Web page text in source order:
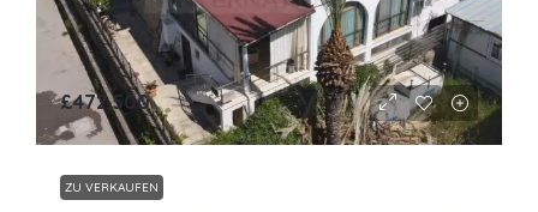
£472,500
ZU VERKAUFEN